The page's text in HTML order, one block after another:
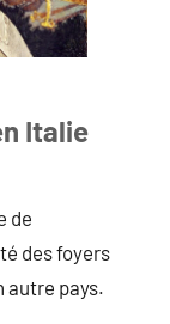
Italie
de
des foyers
autre pays.